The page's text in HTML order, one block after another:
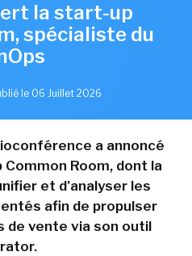
la start-up
spécialiste du
le 06 Juillet 2026
a annoncé
Room, dont la
et d'analyser les
afin de propulser
de vente via son outil